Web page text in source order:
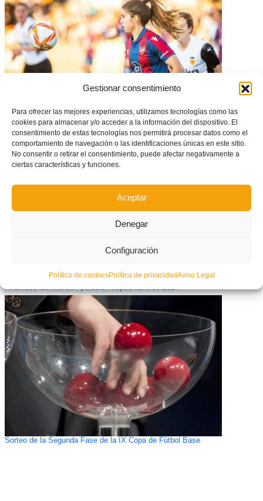
Gestionar consentimiento
Para ofrecer las mejores experiencias, utilizamos tecnologías como las
cookies para almacenar y/o acceder a la información del dispositivo. El
consentimiento de estas tecnologías nos permitirá procesar datos como el
comportamiento de navegación o las identificaciones únicas en este sitio.
No consentir o retirar el consentimiento, puede afectar negativamente a
ciertas características y funciones.
Aceptar
Denegar
Configuración
Política de cookiesPolítica de privacidadAviso Legal
Valencia, Villarreal y Levante, ante el reto de los Octavos de Final de
Copa de la Reina
Acuerdos Comité de Apelación septiembre de 2024
Sorteo de la Segunda Fase de la IX Copa de Fútbol Base